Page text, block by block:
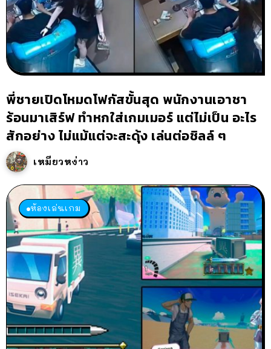
พี่ชายเปิดโหมดโฟกัสขั้นสุด พนักงานเอาชา
ร้อนมาเสิร์ฟ ทำหกใส่เกมเมอร์ แต่ไม่เป็น อะไร
สักอย่าง ไม่แม้แต่จะสะดุ้ง เล่นต่อชิลล์ ๆ
เหมียวหง่าว
ห้องเล่นเกม